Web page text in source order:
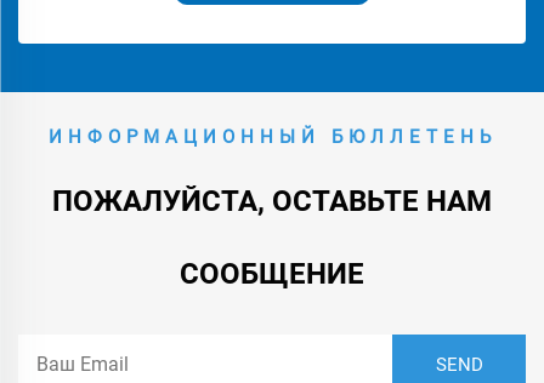
ИНФОРМАЦИОННЫЙ БЮЛЛЕТЕНЬ
ПОЖАЛУЙСТА, ОСТАВЬТЕ НАМ
СООБЩЕНИЕ